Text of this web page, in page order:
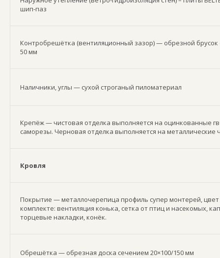
шип-паз
Контробрешётка (вентиляционный зазор) — обрезной брусок
50 мм
Наличники, углы — сухой строганый пиломатериал
Крепёж — чистовая отделка выполняется на оцинкованные
саморезы. Черновая отделка выполняется на металлические
Кровля
Покрытие — металлочерепица профиль супер монтерей,
комплекте: вентиляция конька, сетка от птиц и насекомых,
торцевые накладки, конёк.
Обрешётка — обрезная доска сечением 20×100/150 мм